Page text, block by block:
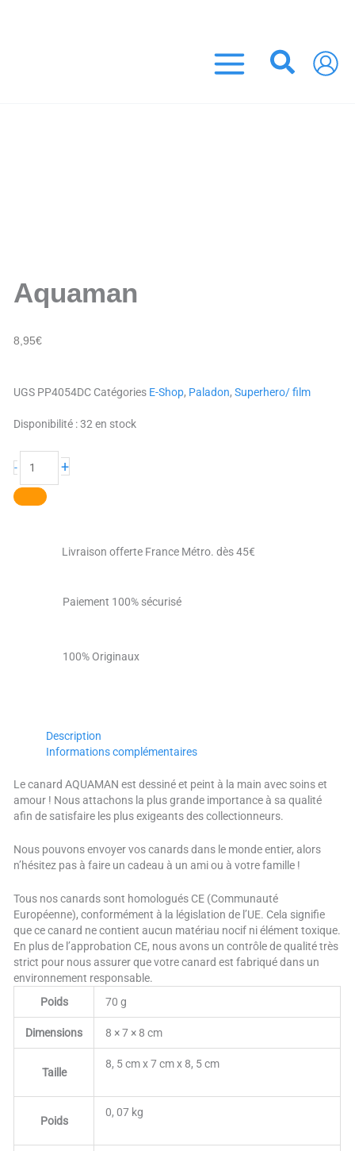
Aquaman
8,95€
UGS PP4054DC Catégories E-Shop, Paladon,Superhero/ film
Disponibilité : 32 en stock
-
quantité
Aquaman
+
Livraison offerte France Métro. dès 45€
Paiement 100% sécurisé
100% Originaux
Description
Informations complémentaires
Le canard AQUAMAN est dessiné et peint à la main avec soins et
amour ! Nous attachons la plus grande importance à sa qualité
afin de satisfaire les plus exigeants des collectionneurs.
Nous pouvons envoyer vos canards dans le monde entier, alors
n’hésitez pas à faire un cadeau à un ami ou à votre famille !
Tous nos canards sont homologués CE (Communauté
Européenne), conformément à la législation de l’UE. Cela signifie
que ce canard ne contient aucun matériau nocif ni élément toxique.
En plus de l’approbation CE, nous avons un contrôle de qualité très
strict pour nous assurer que votre canard est fabriqué dans un
environnement responsable.
Poids
70 g
Dimensions 8 × 7 × 8 cm
Taille
8, 5 cm x 7 cm x 8, 5 cm
Poids
0, 07 kg